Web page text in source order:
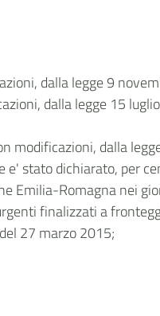
dalla legge 9
dalla legge 15
modificazioni, dalla
stato dichiarato, per
Emilia-Romagna nei
finalizzati a
27 marzo 2015;